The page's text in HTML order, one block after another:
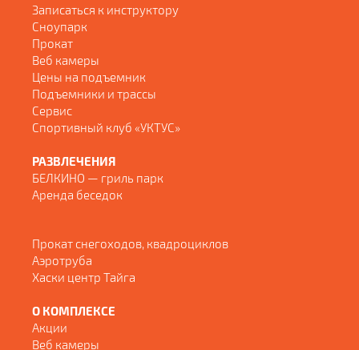
Записаться к инструктору
Сноупарк
Прокат
Веб камеры
Цены на подъемник
Подъемники и трассы
Сервис
Спортивный клуб «УКТУС»
РАЗВЛЕЧЕНИЯ
БЕЛКИНО — гриль парк
Аренда беседок
Прокат снегоходов, квадроциклов
Аэротруба
Хаски центр Тайга
О КОМПЛЕКСЕ
Акции
Веб камеры